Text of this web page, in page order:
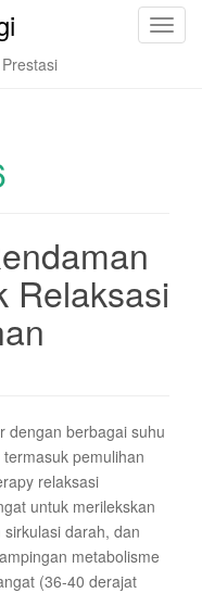
T
g
a
Relaksasi
dengan berbagai suhu
pemulihan
relaksasi
untuk merilekskan
darah, dan
metabolisme
(36-40 derajat